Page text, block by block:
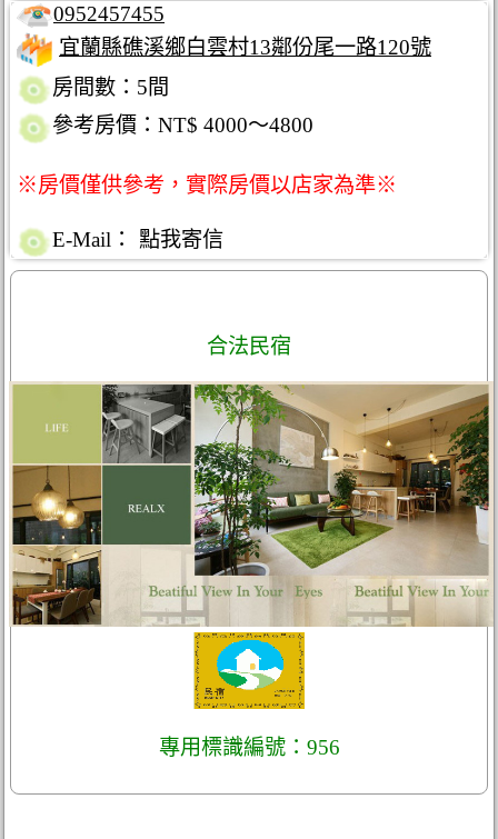
0952457455
宜蘭縣礁溪鄉白雲村13鄰份尾一路120號
房間數：5間
參考房價：NT$ 4000～4800
※房價僅供參考，實際房價以店家為準※
E-Mail： 點我寄信
合法民宿
專用標識編號：956